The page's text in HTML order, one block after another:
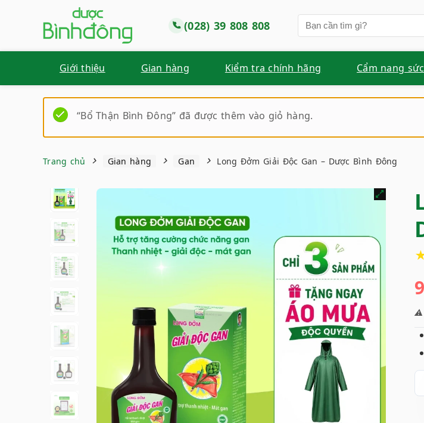
(028) 39 808 808
Giới thiệu Gian hàng Kiểm tra chính hãng Cẩm nang
“Bổ Thận Bình Đông” đã được thêm vào giỏ hàng.
Trang chủ Gian hàng Gan Long Đởm Giải Độc Gan – Dược Bình Đông
⚠️